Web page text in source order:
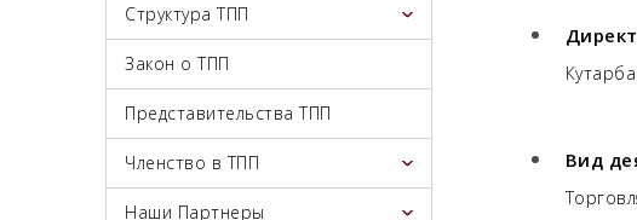
Структура ТПП
Закон о ТПП
Представительства ТПП
Членство в ТПП
Наши Партнеры
Вид